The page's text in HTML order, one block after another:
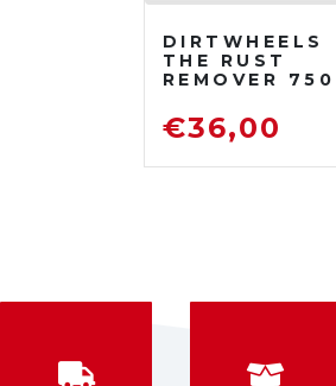
DIRTWHEELS
THE RUST
REMOVER 750
RIMUOVI
€36,00